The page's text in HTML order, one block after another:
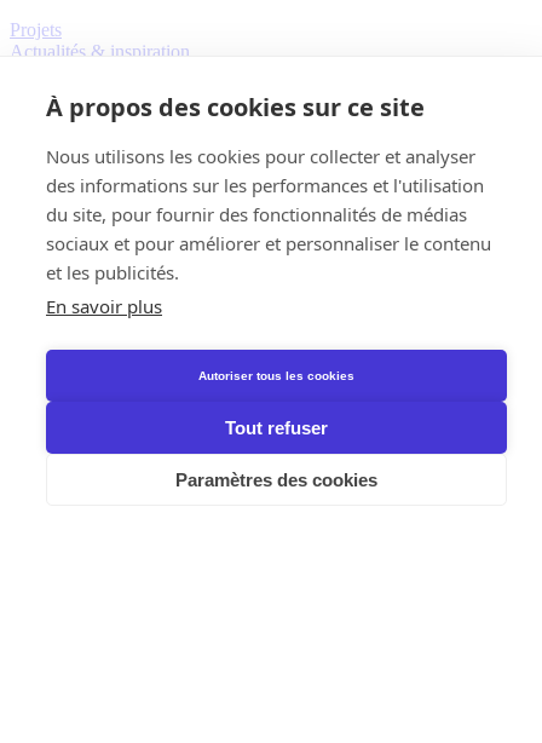
À propos des cookies sur ce site
Nous utilisons les cookies pour collecter et analyser
des informations sur les performances et l'utilisation
du site, pour fournir des fonctionnalités de médias
sociaux et pour améliorer et personnaliser le contenu
et les publicités.
En savoir plus
Autoriser tous les cookies
Tout refuser
Paramètres des cookies
Projets
Actualités & inspiration
Avantages membres
Contactez-nous
Disclaimer
Lanceurs d’alerte
Cookie policy
Privacy
Fedustria asbl
Allée Hof ter Vleest 5, 1070 Bruxelles
info@fedustria.be
BE 0886.138.352